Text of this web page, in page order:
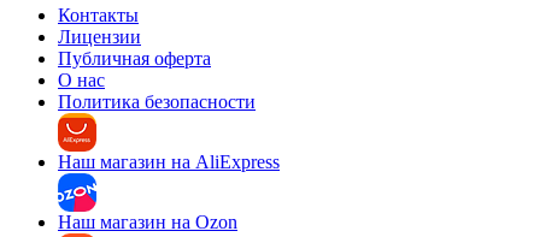
Контакты
Лицензии
Публичная оферта
О нас
Политика безопасности
Наш магазин на AliExpress
Наш магазин на Ozon